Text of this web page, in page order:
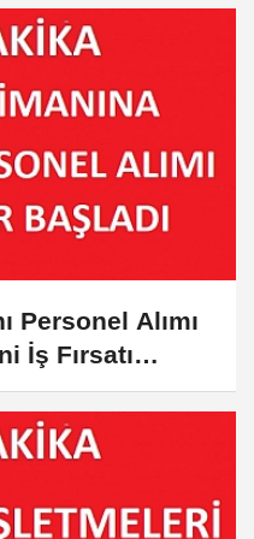
Personel Alımı
İş Fırsatı